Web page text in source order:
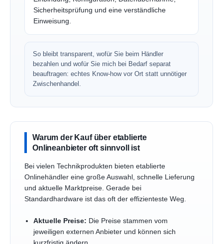
Sicherheitsprüfung und eine verständliche
Einweisung.
So bleibt transparent, wofür Sie beim Händler
bezahlen und wofür Sie mich bei Bedarf separat
beauftragen: echtes Know-how vor Ort statt unnötiger
Zwischenhandel.
Warum der Kauf über etablierte
Onlineanbieter oft sinnvoll ist
Bei vielen Technikprodukten bieten etablierte
Onlinehändler eine große Auswahl, schnelle Lieferung
und aktuelle Marktpreise. Gerade bei
Standardhardware ist das oft der effizienteste Weg.
Aktuelle Preise: Die Preise stammen vom
jeweiligen externen Anbieter und können sich